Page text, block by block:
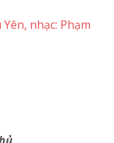
nhạc: Phạm